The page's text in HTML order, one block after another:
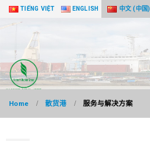
TIẾNG VIỆT ENGLISH 中文 (中国)
Home 散货港 服务与解决方案